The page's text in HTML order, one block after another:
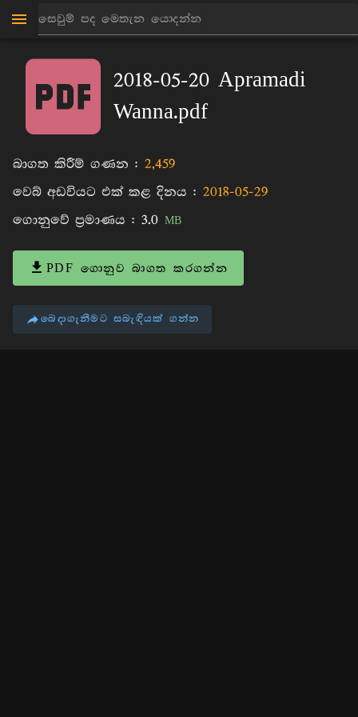
2018-05-20 Apramadi
Wanna.pdf
බාගත කිරීම් ගණන : 2,459
වෙබ් අඩවියට එක් කළ දිනය : 2018-05-29
ගොනුවේ ප්‍රමාණය : 3.0 MB
PDF ගොනුව බාගත කරගන්න
බෙදාගැනීමට සබැඳියක් ගන්න